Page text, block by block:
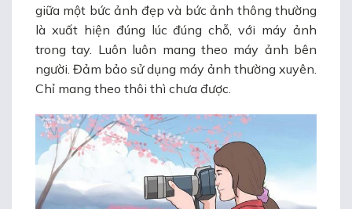
giữa một bức ảnh đẹp và bức ảnh thông thường
là xuất hiện đúng lúc đúng chỗ, với máy ảnh
trong tay. Luôn luôn mang theo máy ảnh bên
người. Đảm bảo sử dụng máy ảnh thường xuyên.
Chỉ mang theo thôi thì chưa được.